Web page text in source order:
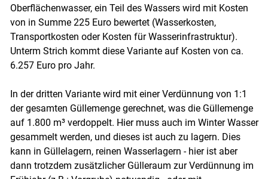
Oberflächenwasser, ein Teil des Wassers wird mit Kosten
von in Summe 225 Euro bewertet (Wasserkosten,
Transportkosten oder Kosten für Wasserinfrastruktur).
Unterm Strich kommt diese Variante auf Kosten von ca.
6.257 Euro pro Jahr.
In der dritten Variante wird mit einer Verdünnung von 1:1
der gesamten Güllemenge gerechnet, was die Güllemenge
auf 1.800 m³ verdoppelt. Hier muss auch im Winter Wasser
gesammelt werden, und dieses ist auch zu lagern. Dies
kann in Güllelagern, reinen Wasserlagern - hier ist aber
dann trotzdem zusätzlicher Gülleraum zur Verdünnung im